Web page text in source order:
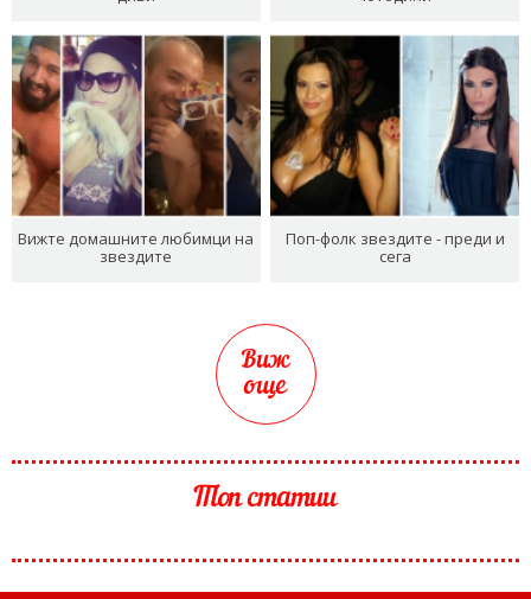
Вижте домашните любимци на
звездите
Поп-фолк звездите - преди и
сега
Виж
още
Топ статии